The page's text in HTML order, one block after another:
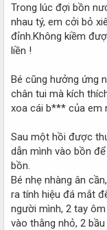
Trong lúc đợi bồn
nhau tý, em cởi bỏ
đỉnh.Không kiềm
liền !
Bé cũng hưởng ứng
chân tui mà kích
xoa cái b*** của em
Sau một hồi được
dẫn mình vào bồn
bồn.
Bé nhẹ nhàng ân
ra tính hiệu đá mắt
người mình, 2 tay
vào thằng nhỏ, 2